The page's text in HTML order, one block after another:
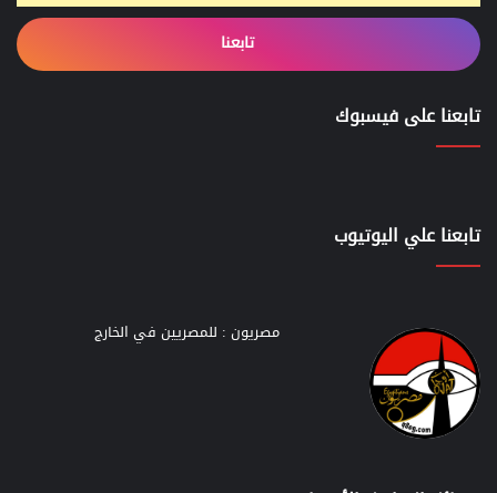
تابعنا
تابعنا على فيسبوك
تابعنا علي اليوتيوب
مصريون : للمصريين في الخارج